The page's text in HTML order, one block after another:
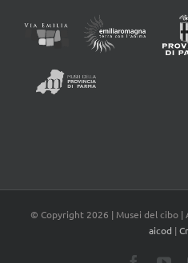
© Copyright 2026 | Musei del cibo |
aicod |